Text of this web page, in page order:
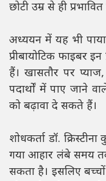
छोटी उम्र से ही
अध्ययन में यह भी
प्रीबायोटिक फाइबर
हैं। खासतौर पर
पदार्थों में पाए जाने
को बढ़ावा दे सकते हैं।
शोधकर्ता डॉ.
गया आहार लंबे समय
सकता है। इसलिए